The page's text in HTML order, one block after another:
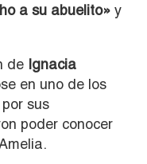
a su abuelito» y
de Ignacia
en uno de los
sus
poder conocer